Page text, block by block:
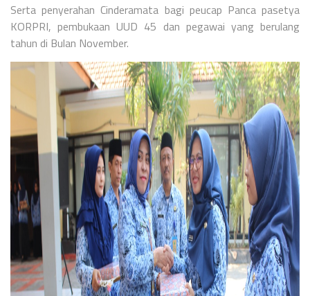
Serta penyerahan Cinderamata bagi peucap Panca pasetya
KORPRI, pembukaan UUD 45 dan pegawai yang berulang
tahun di Bulan November.